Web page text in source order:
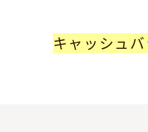
キャッシュバ